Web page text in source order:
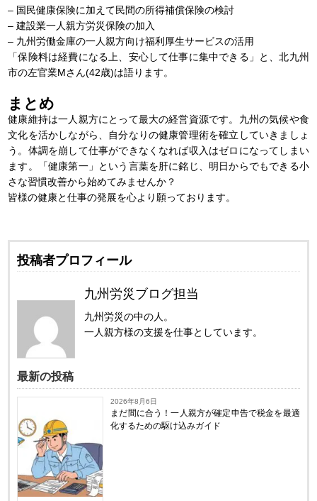
– 国民健康保険に加えて民間の所得補償保険の検討
– 建設業一人親方労災保険の加入
– 九州労働金庫の一人親方向け福利厚生サービスの活用
「保険料は経費になる上、安心して仕事に集中できる」と、北九州
市の左官業Mさん(42歳)は語ります。
まとめ
健康維持は一人親方にとって最大の経営資源です。九州の気候や食
文化を活かしながら、自分なりの健康管理術を確立していきましょ
う。体調を崩して仕事ができなくなれば収入はゼロになってしまい
ます。「健康第一」という言葉を肝に銘じ、明日からでもできる小
さな習慣改善から始めてみませんか？
皆様の健康と仕事の発展を心より願っております。
投稿者プロフィール
九州労災ブログ担当
九州労災の中の人。
一人親方様の支援を仕事としています。
最新の投稿
2026年8月6日
まだ間に合う！一人親方が確定申告で税金を最適
化するための駆け込みガイド